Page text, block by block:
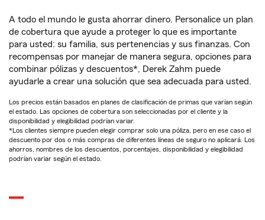
A todo el mundo le gusta ahorrar dinero. Personalice un plan
de cobertura que ayude a proteger lo que es importante
para usted: su familia, sus pertenencias y sus finanzas. Con
recompensas por manejar de manera segura, opciones para
combinar pólizas y descuentos*, Derek Zahm puede
ayudarle a crear una solución que sea adecuada para usted.
Los precios están basados en planes de clasificación de primas que varían según
el estado. Las opciones de cobertura son seleccionadas por el cliente y la
disponibilidad y elegibilidad podrían variar.
*Los clientes siempre pueden elegir comprar solo una póliza, pero en ese caso el
descuento por dos o más compras de diferentes líneas de seguro no aplicará. Los
ahorros, nombres de los descuentos, porcentajes, disponibilidad y elegibilidad
podrían variar según el estado.